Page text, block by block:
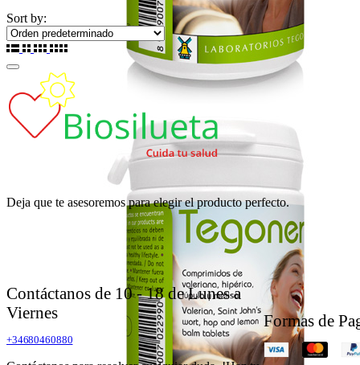
Sort by:
Deja que te asesoremos para elegir el producto perfecto.
Contáctanos de 10 - 18 de Lunes a
Viernes
+34680460880
Formas de